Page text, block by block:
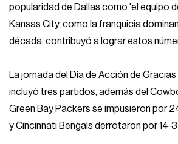
popularidad de Dallas como 'el equipo
Kansas City, como la franquicia
década, contribuyó a lograr estos
La jornada del Día de Acción de
incluyó tres partidos, además del
Green Bay Packers se impusieron por
y Cincinnati Bengals derrotaron por 14-